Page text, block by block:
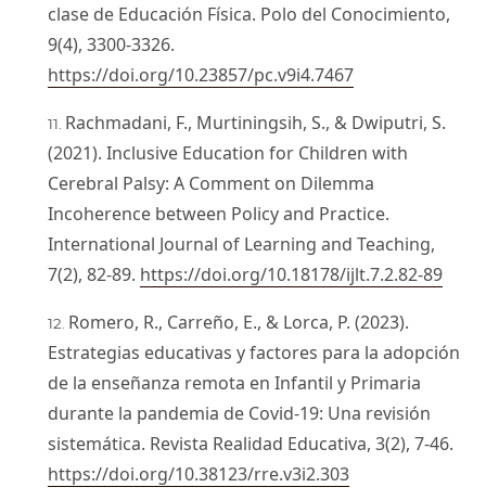
clase de Educación Física. Polo del Conocimiento,
9(4), 3300-3326.
https://doi.org/10.23857/pc.v9i4.7467
Rachmadani, F., Murtiningsih, S., & Dwiputri, S.
(2021). Inclusive Education for Children with
Cerebral Palsy: A Comment on Dilemma
Incoherence between Policy and Practice.
International Journal of Learning and Teaching,
7(2), 82-89. https://doi.org/10.18178/ijlt.7.2.82-89
Romero, R., Carreño, E., & Lorca, P. (2023).
Estrategias educativas y factores para la adopción
de la enseñanza remota en Infantil y Primaria
durante la pandemia de Covid-19: Una revisión
sistemática. Revista Realidad Educativa, 3(2), 7-46.
https://doi.org/10.38123/rre.v3i2.303